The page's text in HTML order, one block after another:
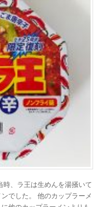
、ラ王は生めんを湯掻いて
でした。 他のカップラーメ